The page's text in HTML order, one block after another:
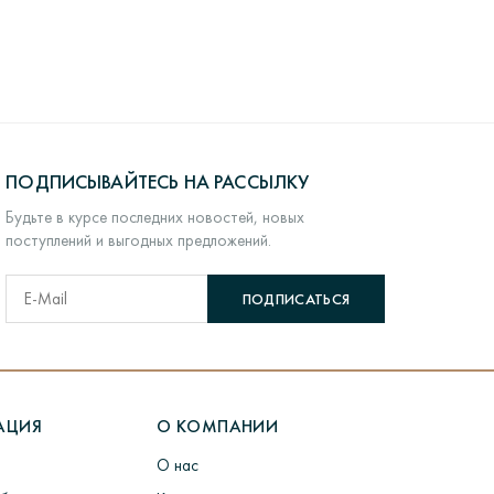
здесь.
долгий процесс производства.
форм для литья> Литье заготовок
ПОДПИСЫВАЙТЕСЬ НА РАССЫЛКУ
Будьте в курсе последних новостей, новых
поступлений и выгодных предложений.
ПОДПИСАТЬСЯ
О КОМПАНИИ
О нас